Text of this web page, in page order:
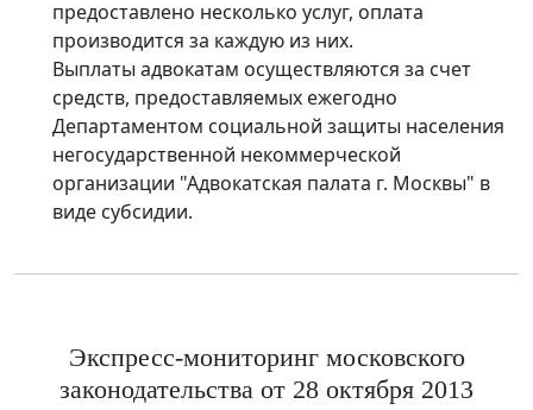
предоставлено несколько услуг, оплата
производится за каждую из них.
Выплаты адвокатам осуществляются за счет
средств, предоставляемых ежегодно
Департаментом социальной защиты населения
негосударственной некоммерческой
организации "Адвокатская палата г. Москвы" в
виде субсидии.
Экспресс-мониторинг московского
законодательства от 28 октября 2013